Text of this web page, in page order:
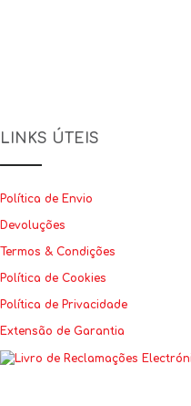
LINKS ÚTEIS
Política de Envio
Devoluções
Termos & Condições
Política de Cookies
Política de Privacidade
Extensão de Garantia